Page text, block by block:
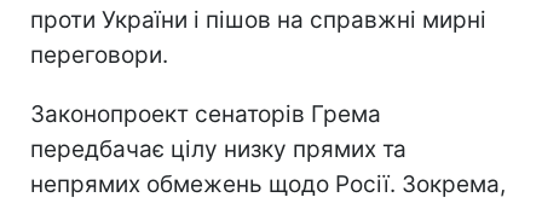
проти України і пішов на справжні мирні
переговори.
Законопроект сенаторів Грема
передбачає цілу низку прямих та
непрямих обмежень щодо Росії. Зокрема,